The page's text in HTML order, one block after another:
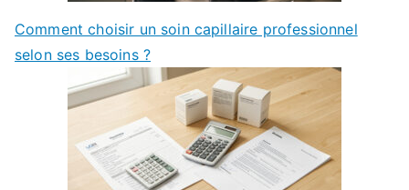
Comment choisir un soin capillaire professionnel
selon ses besoins ?